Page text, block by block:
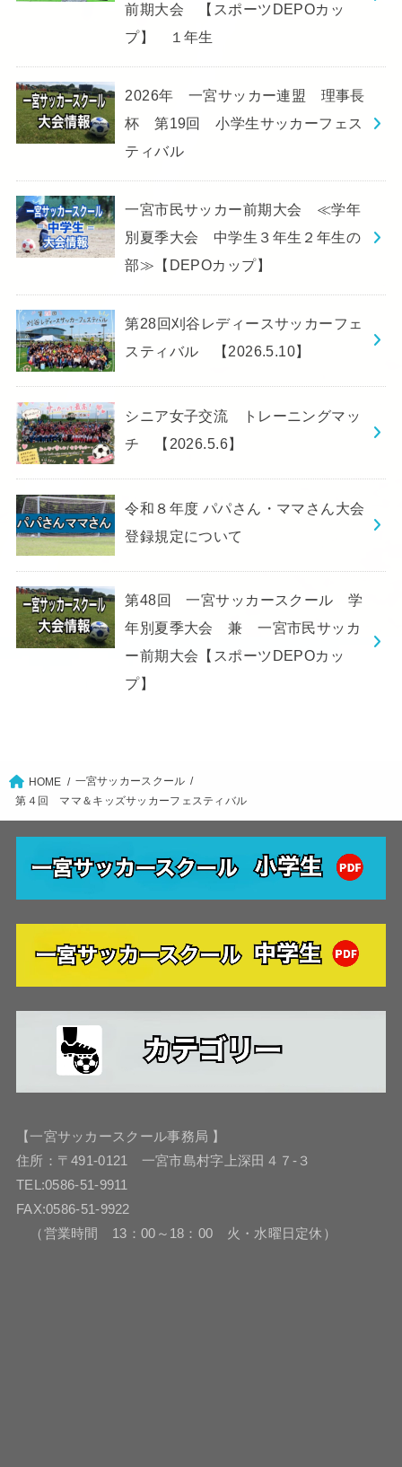
前期大会 【スポーツDEPOカッ
プ】 １年生
2026年 一宮サッカー連盟 理事長
杯 第19回 小学生サッカーフェス
ティバル
一宮市民サッカー前期大会 ≪学年
別夏季大会 中学生３年生２年生の
部≫【DEPOカップ】
第28回刈谷レディースサッカーフェ
スティバル 【2026.5.10】
シニア女子交流 トレーニングマッ
チ 【2026.5.6】
令和８年度 パパさん・ママさん大会
登録規定について
第48回 一宮サッカースクール 学
年別夏季大会 兼 一宮市民サッカ
ー前期大会【スポーツDEPOカッ
プ】
HOME
一宮サッカースクール
第４回 ママ＆キッズサッカーフェスティバル
【一宮サッカースクール事務局 】
住所：〒491-0121 一宮市島村字上深田４７-３
TEL:0586-51-9911
FAX:0586-51-9922
（営業時間 13：00～18：00 火・水曜日定休）